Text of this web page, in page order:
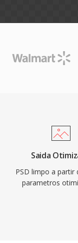
Saida
PSD limpo a partir
parametros